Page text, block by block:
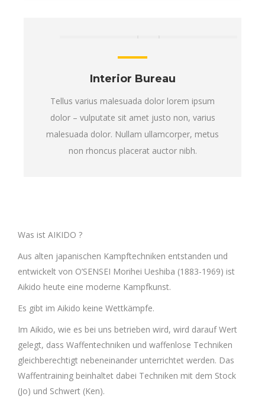
Interior Bureau
Tellus varius malesuada dolor lorem ipsum
dolor – vulputate sit amet justo non, varius
malesuada dolor. Nullam ullamcorper, metus
non rhoncus placerat auctor nibh.
Was ist AIKIDO ?
Aus alten japanischen Kampftechniken entstanden und
entwickelt von O’SENSEI Morihei Ueshiba (1883-1969) ist
Aikido heute eine moderne Kampfkunst.
Es gibt im Aikido keine Wettkämpfe.
Im Aikido, wie es bei uns betrieben wird, wird darauf Wert
gelegt, dass Waffentechniken und waffenlose Techniken
gleichberechtigt nebeneinander unterrichtet werden. Das
Waffentraining beinhaltet dabei Techniken mit dem Stock
(Jo) und Schwert (Ken).